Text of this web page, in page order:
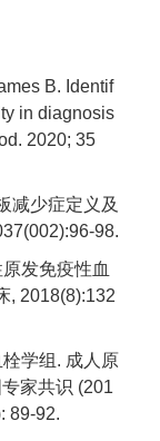
B. Identif
in diagnosis
2020; 35
减少症定义及
98.
发免疫性血
, 2018(8):132
学组. 成人原
家共识 (201
89-92.